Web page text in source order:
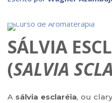
SÁLVIA
(SALVIA
A sálvia esclaréia, ou